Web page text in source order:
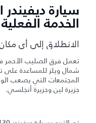
سيارة
الخدمة الفعلية
الانطلاق إلى أي
تعمل فرق الصليب الأحمر
شمال ويلز للمساعدة
المجتمعات التي يصعب
جزيرة لين وجزيرة أنجلسي.